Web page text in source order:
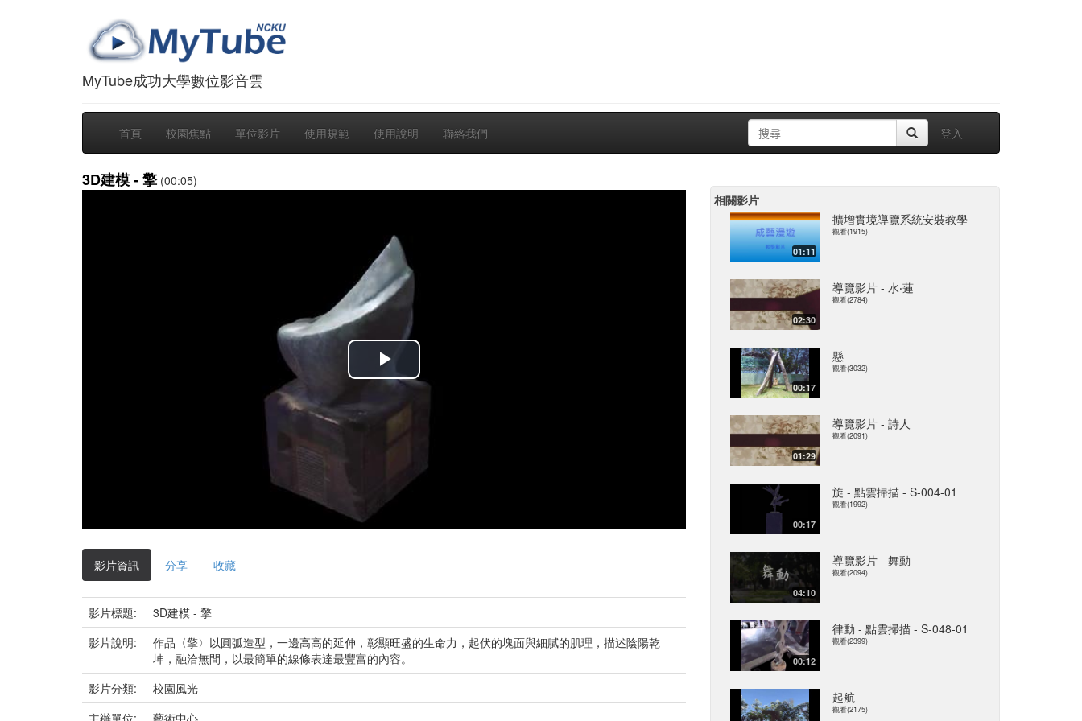
MyTube成功大學數位影音雲
首頁 校園焦點 單位影片 使用規範 使用說明 聯絡我們 登入
3D建模 - 擎(00:05)
播
放
片
影片資訊 分享 收藏
影片標題:
3D建模 - 擎
影片說明:
作品〈擎〉以圓弧造型，一邊高高的延伸，彰顯旺盛的生命力，起伏的塊面與細膩的肌理，描述陰陽乾
坤，融洽無間，以最簡單的線條表達最豐富的內容。
影片分類:
校園風光
主辦單位:
藝術中心
相關影片
01:11
擴增實境導覽系統安裝教學
觀看(1915)
02:30
導覽影片 - 水‧蓮
觀看(2784)
00:17
懸
觀看(3032)
01:29
導覽影片 - 詩人
觀看(2091)
00:17
旋 - 點雲掃描 - S-004-01
觀看(1992)
04:10
導覽影片 - 舞動
觀看(2094)
00:12
律動 - 點雲掃描 - S-048-01
觀看(2399)
起航
觀看(2175)